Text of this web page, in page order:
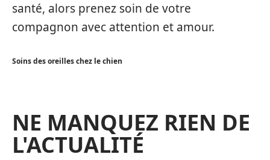
santé, alors prenez soin de votre
compagnon avec attention et amour.
Soins des oreilles chez le chien
NE MANQUEZ RIEN DE
L'ACTUALITÉ